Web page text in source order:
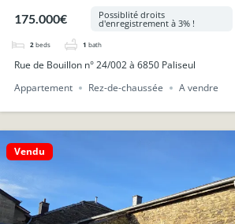
175.000€
Possiblité droits
d'enregistrement à 3% !
2 beds 1 bath
Rue de Bouillon n° 24/002 à 6850 Paliseul
Appartement
Rez-de-chaussée A vendre
Vendu